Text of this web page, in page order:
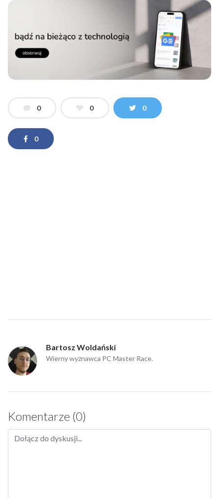
0 0 0
0
Bartosz Woldański
Wierny wyznawca PC Master Race.
Komentarze (0)